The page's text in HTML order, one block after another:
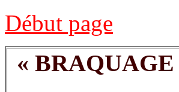
Début page
«